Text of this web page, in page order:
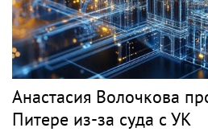
Анастасия Волочкова
Питере из-за суда с УК